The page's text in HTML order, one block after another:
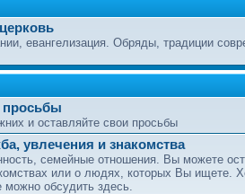
евангелизация. Обряды, традиции
и оставляйте свои просьбы
увлечения и знакомства
семейные отношения. Вы можете
или о людях, которых Вы ищете.
можно обсудить здесь.